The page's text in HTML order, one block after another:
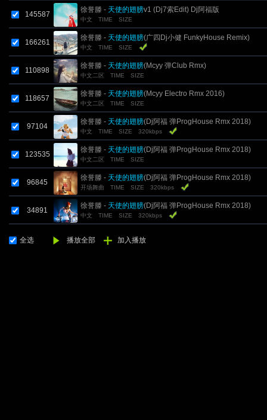
145587
徐誉滕 - 天使的翅膀v1 (Dj7索Edit) Dj阿福版
中文 TIME SIZE
166261
徐誉滕 - 天使的翅膀(广四Dj小健 FunkyHouse Remix)
中文 TIME SIZE
110898
徐誉滕 - 天使的翅膀(Mcyy 弹Club Rmx)
中文二区 TIME SIZE
118657
徐誉滕 - 天使的翅膀(Mcyy Electro Rmx 2016)
中文二区 TIME SIZE
97104
徐誉滕 - 天使的翅膀(Dj阿福 弹ProgHouse Rmx 2018)
中文 TIME SIZE 320kbps
123535
徐誉滕 - 天使的翅膀(Dj阿福 弹ProgHouse Rmx 2018)
中文二区 TIME SIZE
96845
徐誉滕 - 天使的翅膀(Dj阿福 弹ProgHouse Rmx 2018)
开场舞曲 TIME SIZE 320kbps
34891
徐誉滕 - 天使的翅膀(Dj阿福 弹ProgHouse Rmx 2018)
中文 TIME SIZE 320kbps
全选 播放全部 加入播放